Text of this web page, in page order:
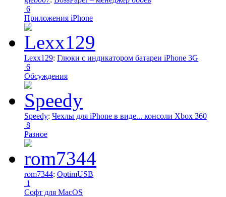
6
Приложения iPhone
Lexx129: Глюки с индикатором батареи iPhone 3G
6
Обсуждения
Speedy: Чехлы для iPhone в виде... консоли Xbox 360
8
Разное
rom7344: OptimUSB
1
Софт для MacOS